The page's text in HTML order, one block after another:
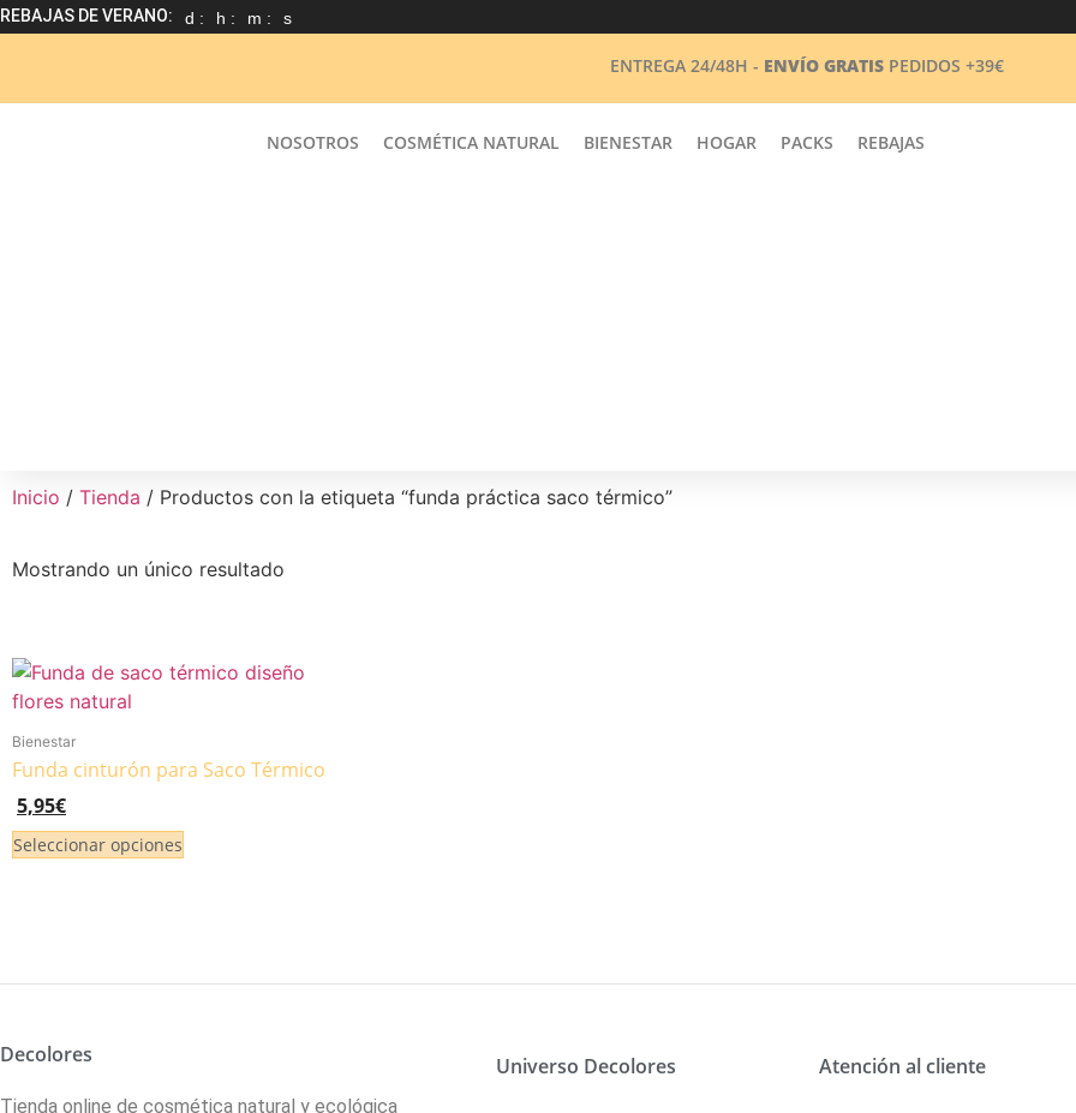
REBAJAS DE VERANO: d : h : m : s
ENTREGA 24/48H - ENVÍO GRATIS PEDIDOS +39€
NOSOTROS COSMÉTICA NATURAL BIENESTAR HOGAR PACKS REBAJAS
Inicio / Tienda / Productos con la etiqueta “funda práctica saco térmico”
Mostrando un único resultado
Bienestar
Funda cinturón para Saco Térmico
5,95€
Seleccionar opciones
Decolores
Tienda online de cosmética natural y ecológica
Universo Decolores Atención al cliente